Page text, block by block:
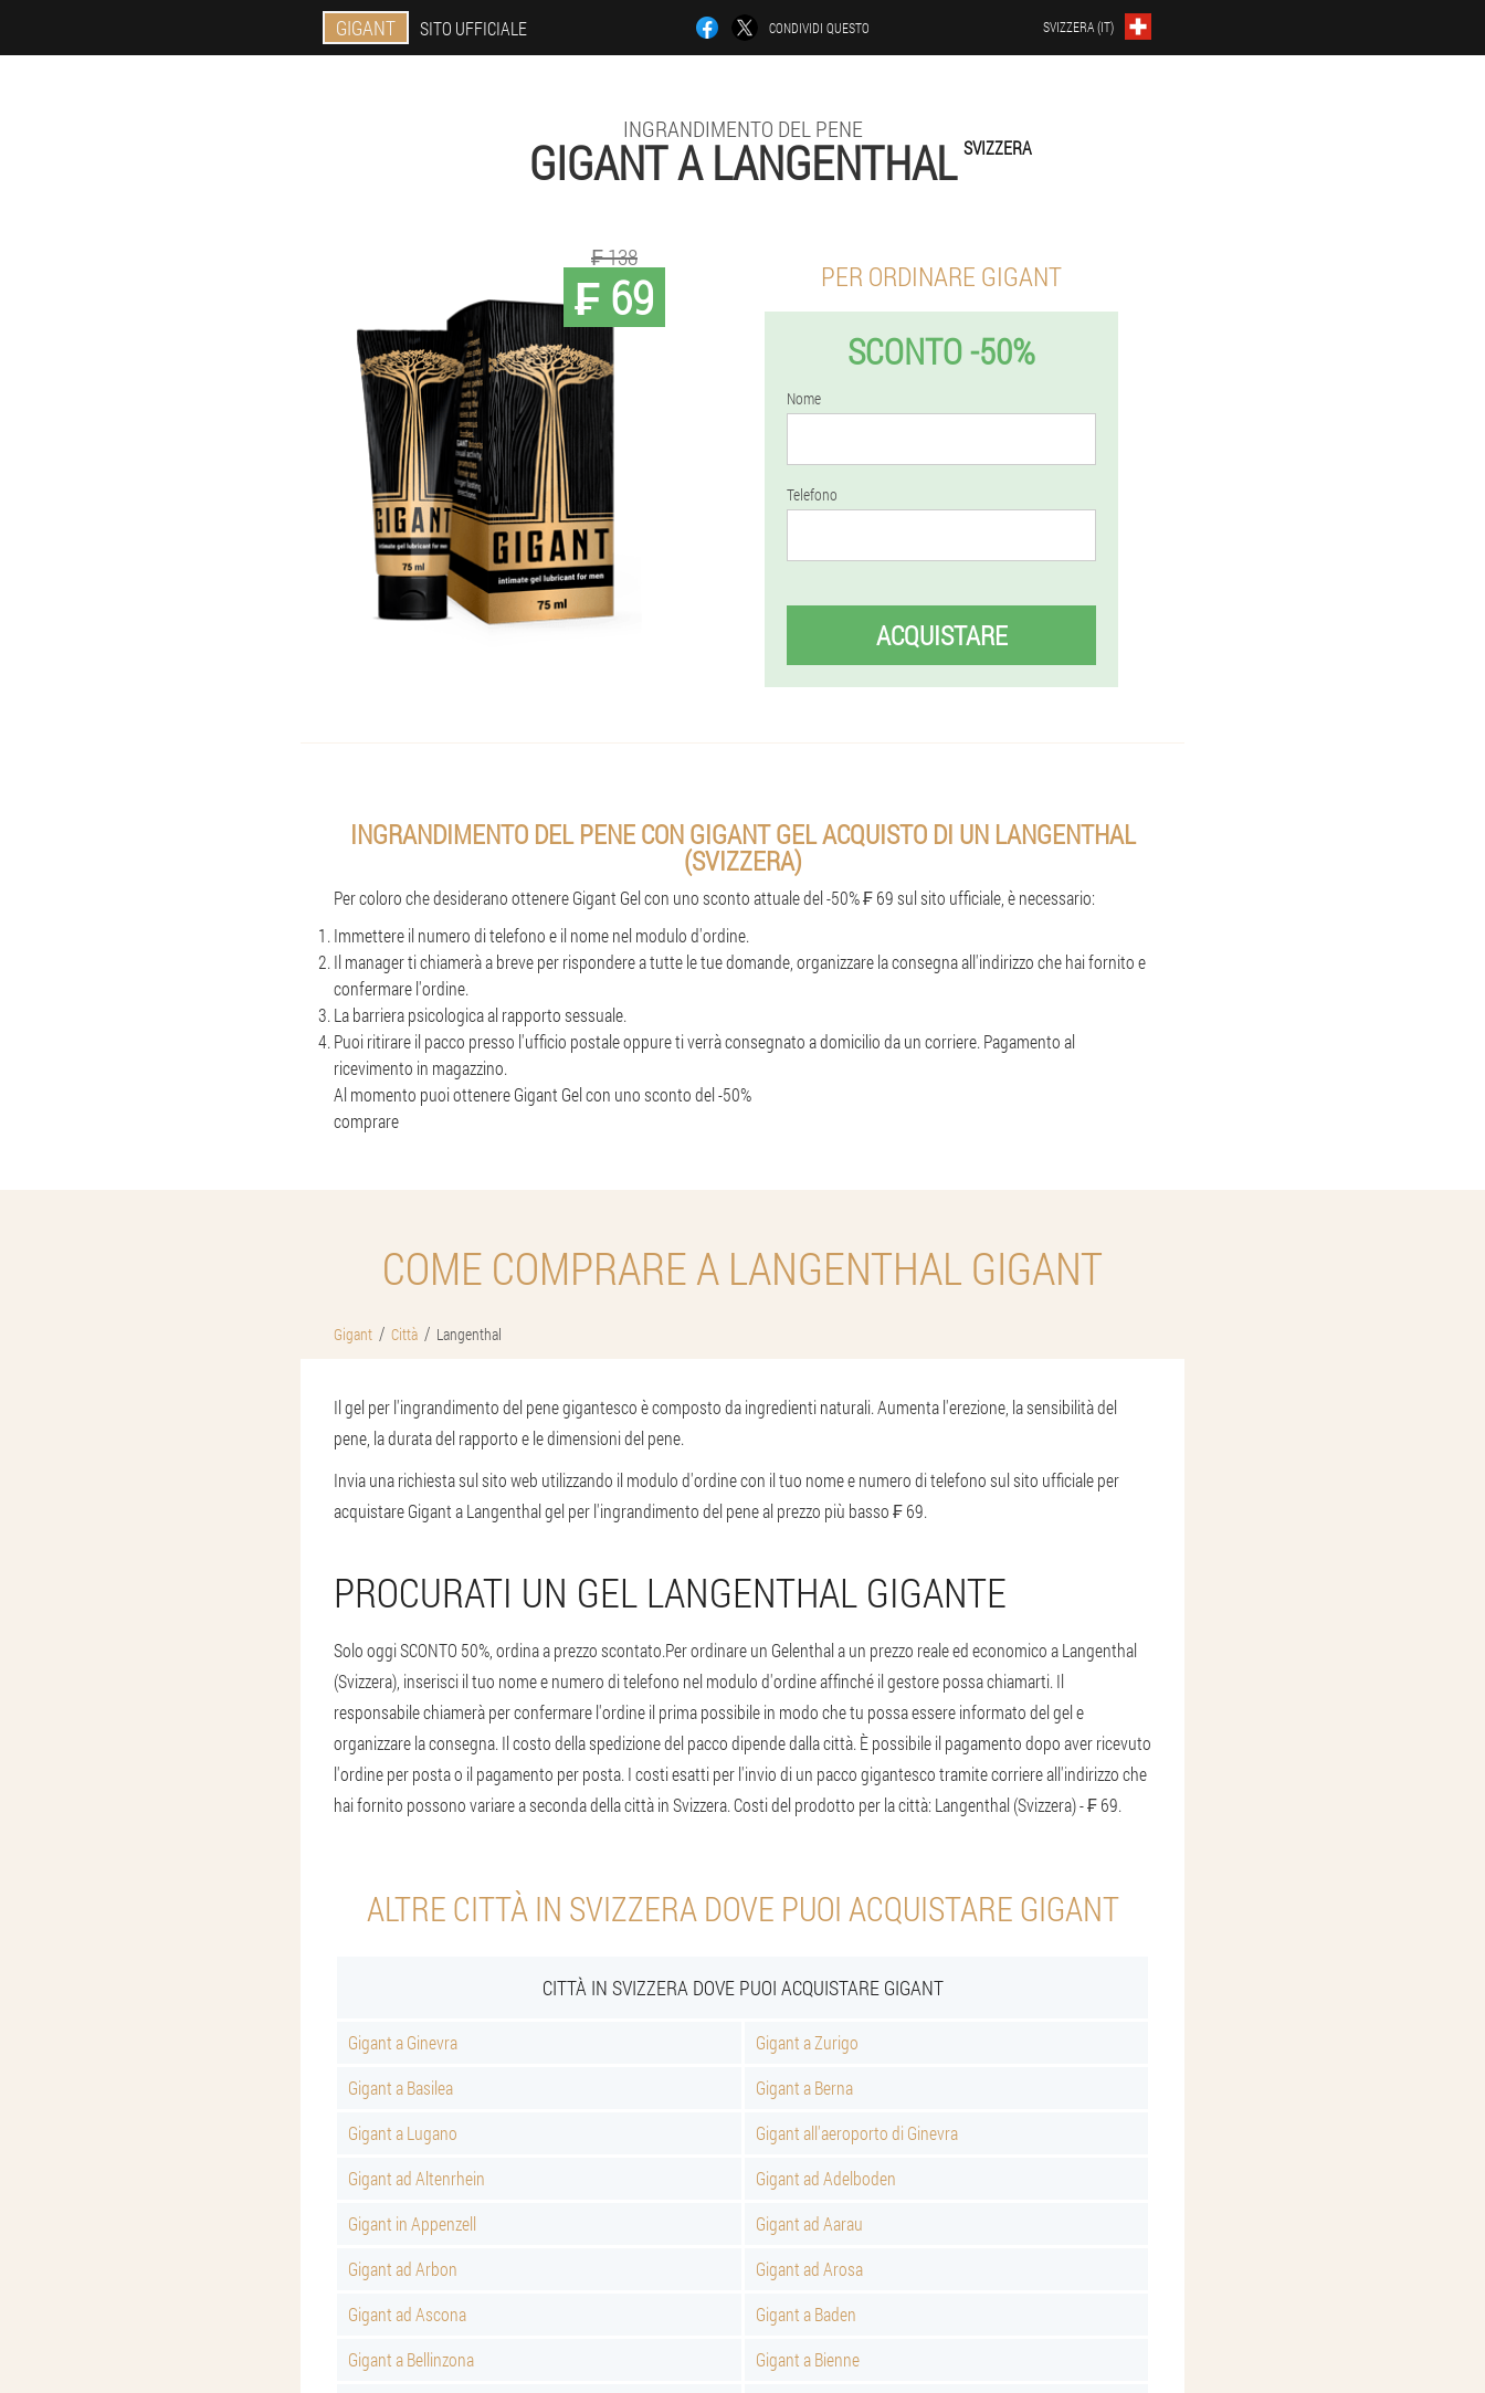
GIGANT SITO UFFICIALE CONDIVIDI QUESTO SVIZZERA (IT)
INGRANDIMENTO DEL PENE
GIGANT A LANGENTHAL SVIZZERA
₣ 69
₣ 138
PER ORDINARE GIGANT
SCONTO -50%
Nome
Telefono
ACQUISTARE
INGRANDIMENTO DEL PENE CON GIGANT GEL ACQUISTO DI UN LANGENTHAL
(SVIZZERA)
Per coloro che desiderano ottenere Gigant Gel con uno sconto attuale del -50% ₣ 69 sul sito ufficiale, è necessario:
Immettere il numero di telefono e il nome nel modulo d'ordine.
Il manager ti chiamerà a breve per rispondere a tutte le tue domande, organizzare la consegna all'indirizzo che hai fornito e
confermare l'ordine.
La barriera psicologica al rapporto sessuale.
Puoi ritirare il pacco presso l'ufficio postale oppure ti verrà consegnato a domicilio da un corriere. Pagamento al
ricevimento in magazzino.
Al momento puoi ottenere Gigant Gel con uno sconto del -50%
comprare
COME COMPRARE A LANGENTHAL GIGANT
Gigant Città Langenthal
Il gel per l'ingrandimento del pene gigantesco è composto da ingredienti naturali. Aumenta l'erezione, la sensibilità del
pene, la durata del rapporto e le dimensioni del pene.
Invia una richiesta sul sito web utilizzando il modulo d'ordine con il tuo nome e numero di telefono sul sito ufficiale per
acquistare Gigant a Langenthal gel per l'ingrandimento del pene al prezzo più basso ₣ 69.
PROCURATI UN GEL LANGENTHAL GIGANTE
Solo oggi SCONTO 50%, ordina a prezzo scontato.Per ordinare un Gelenthal a un prezzo reale ed economico a Langenthal
(Svizzera), inserisci il tuo nome e numero di telefono nel modulo d'ordine affinché il gestore possa chiamarti. Il
responsabile chiamerà per confermare l'ordine il prima possibile in modo che tu possa essere informato del gel e
organizzare la consegna. Il costo della spedizione del pacco dipende dalla città. È possibile il pagamento dopo aver ricevuto
l'ordine per posta o il pagamento per posta. I costi esatti per l'invio di un pacco gigantesco tramite corriere all'indirizzo che
hai fornito possono variare a seconda della città in Svizzera. Costi del prodotto per la città: Langenthal (Svizzera) - ₣ 69.
ALTRE CITTÀ IN SVIZZERA DOVE PUOI ACQUISTARE GIGANT
CITTÀ IN SVIZZERA DOVE PUOI ACQUISTARE GIGANT
Gigant a Ginevra
Gigant a Zurigo
Gigant a Basilea
Gigant a Berna
Gigant a Lugano
Gigant all'aeroporto di Ginevra
Gigant ad Altenrhein
Gigant ad Adelboden
Gigant in Appenzell
Gigant ad Aarau
Gigant ad Arbon
Gigant ad Arosa
Gigant ad Ascona
Gigant a Baden
Gigant a Bellinzona
Gigant a Bienne